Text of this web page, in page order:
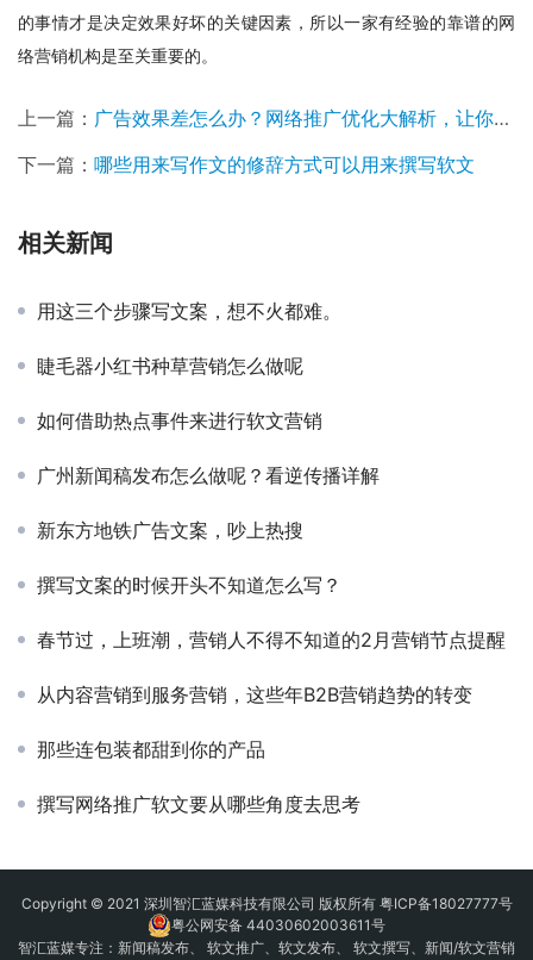
的事情才是决定效果好坏的关键因素，所以一家有经验的靠谱的网
络营销机构是至关重要的。
上一篇： 广告效果差怎么办？网络推广优化大解析，让你广告效果翻倍
下一篇： 哪些用来写作文的修辞方式可以用来撰写软文
相关新闻
用这三个步骤写文案，想不火都难。
睫毛器小红书种草营销怎么做呢
如何借助热点事件来进行软文营销
广州新闻稿发布怎么做呢？看逆传播详解
新东方地铁广告文案，吵上热搜
撰写文案的时候开头不知道怎么写？
春节过，上班潮，营销人不得不知道的2月营销节点提醒
从内容营销到服务营销，这些年B2B营销趋势的转变
那些连包装都甜到你的产品
撰写网络推广软文要从哪些角度去思考
Copyright © 2021 深圳智汇蓝媒科技有限公司 版权所有 粤ICP备18027777号
粤公网安备 44030602003611号
智汇蓝媒专注： 新闻稿发布、 软文推广、 软文发布、 软文撰写、新闻/软文营销